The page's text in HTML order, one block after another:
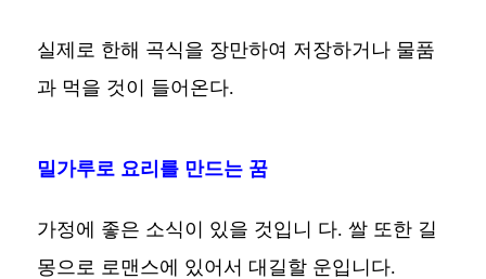
실제로 한해 곡식을 장만하여 저장하거나 물품
과 먹을 것이 들어온다.
밀가루로 요리를 만드는 꿈
가정에 좋은 소식이 있을 것입니 다. 쌀 또한 길
몽으로 로맨스에 있어서 대길할 운입니다.